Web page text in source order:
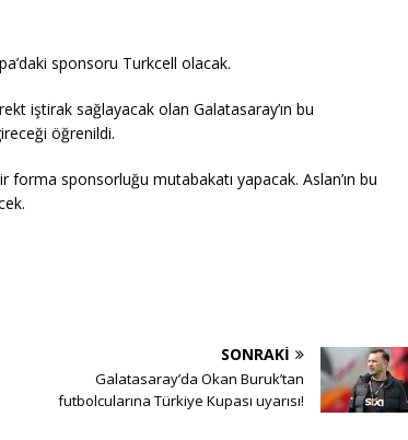
sponsoru Turkcell olacak.
iştirak sağlayacak olan Galatasaray’ın bu
öğrenildi.
forma sponsorluğu mutabakatı yapacak. Aslan’ın bu
SONRAKI
Galatasaray’da Okan Buruk’tan
futbolcularına Türkiye Kupası uyarısı!